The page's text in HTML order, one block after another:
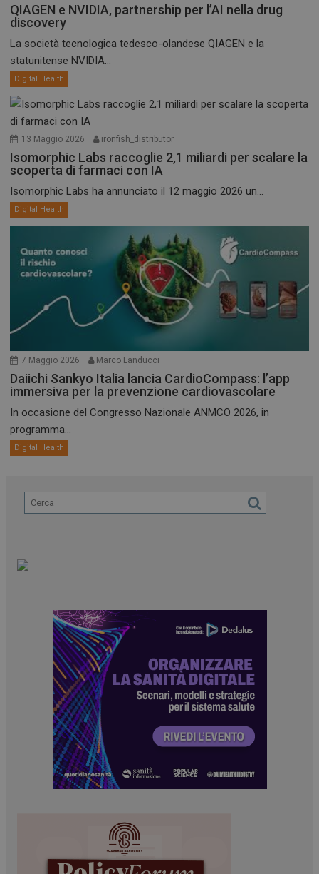
QIAGEN e NVIDIA, partnership per l’AI nella drug
discovery
La società tecnologica tedesco-olandese QIAGEN e la
statunitense NVIDIA...
Digital Health
13 Maggio 2026 ironfish_distributor
Isomorphic Labs raccoglie 2,1 miliardi per scalare la
scoperta di farmaci con IA
Isomorphic Labs ha annunciato il 12 maggio 2026 un...
Digital Health
7 Maggio 2026 Marco Landucci
Daiichi Sankyo Italia lancia CardioCompass: l’app
immersiva per la prevenzione cardiovascolare
In occasione del Congresso Nazionale ANMCO 2026, in
programma...
Digital Health